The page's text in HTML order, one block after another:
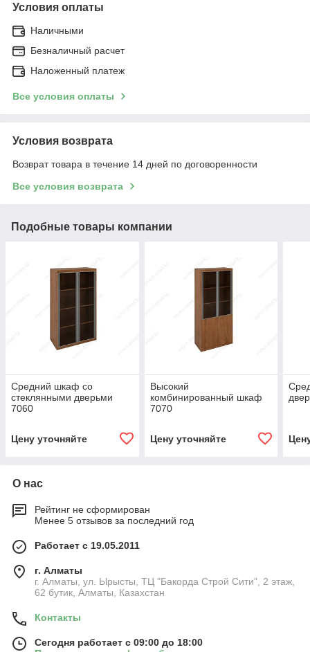
Условия оплаты
Наличными
Безналичный расчет
Наложенный платеж
Все условия оплаты
Условия возврата
Возврат товара в течение 14 дней по договоренности
Все условия возврата
Подобные товары компании
Средний шкаф со
стеклянными дверьми
7060
Цену уточняйте
Высокий
комбинированный шкаф
7070
Цену уточняйте
О нас
Рейтинг не сформирован
Менее 5 отзывов за последний год
Работает с 19.05.2011
г. Алматы
г. Алматы, ул. Ырысты, ТЦ "Бакорда Строй Сити", 2 этаж,
62 бутик, Алматы, Казахстан
Контакты
Сегодня работает с 09:00 до 18:00